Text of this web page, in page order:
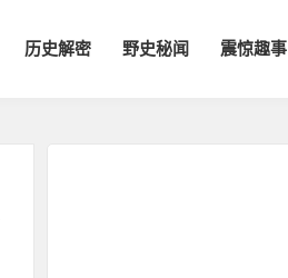
历史解密 野史秘闻 震惊趣事